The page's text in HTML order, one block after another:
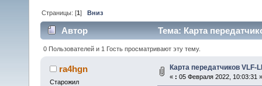
Страницы: [1]Вниз
Автор Тема: Карта
0 Пользователей и 1 Гость просматривают эту тему.
ra4hgn
Старожил
Карта передатчиков VLF-
« : 05 Февраля 2022, 10:03:31 »